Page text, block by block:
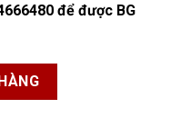
để được BG
số lượng